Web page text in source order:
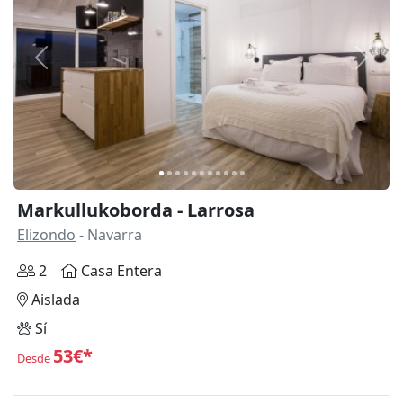
Anterior
Markullukoborda - Larrosa
Elizondo - Navarra
2
Casa Entera
Aislada
Sí
Desde 53€*